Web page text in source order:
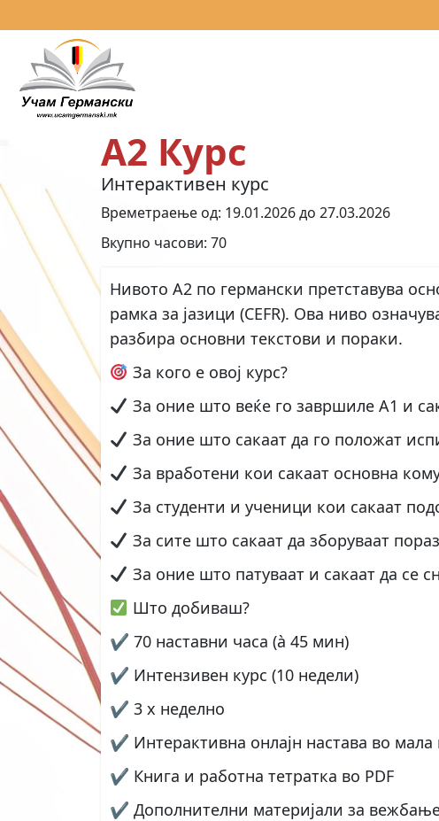
A2 Курс
Интерактивен курс
Времетраење од: 19.01.2026 до 27.03.2026
Вкупно часови: 70
Нивото А2 по германски претставува
рамка за јазици (CEFR). Ова ниво
разбира основни текстови и пораки.
За кого е овој курс?
За оние што веќе го завршиле А1 и
За оние што сакаат да го положат
За вработени кои сакаат основна
За студенти и ученици кои сакаат
За сите што сакаат да зборуваат
За оние што патуваат и сакаат да се
Што добиваш?
✔ 70 наставни часа (à 45 мин)
✔ Интензивен курс (10 недели)
✔ 3 x неделно
✔ Интерактивна онлајн настава во мала
✔ Книга и работна тетратка во PDF
✔ Дополнителни материјали за